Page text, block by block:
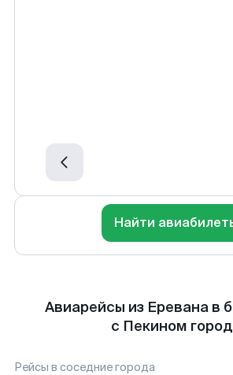
Найти
Авиарейсы из Еревана в
с Пекином
Рейсы в соседние города